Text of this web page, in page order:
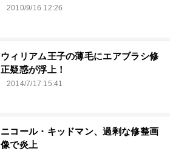
2010/9/16 12:26
ウィリアム王子の薄毛にエアブラシ修
正疑惑が浮上！
2014/7/17 15:41
ニコール・キッドマン、過剰な修整画
像で炎上